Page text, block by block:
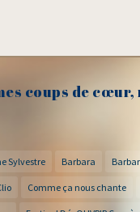
coups de cœur,
Sylvestre Barbara
Comme ça nous chante